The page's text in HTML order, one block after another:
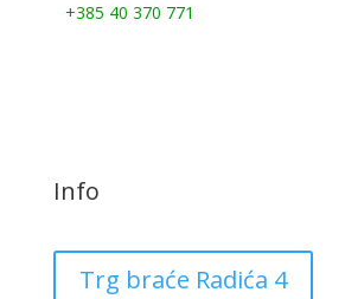
+385 40 370 771
Info
Trg braće Radića 4